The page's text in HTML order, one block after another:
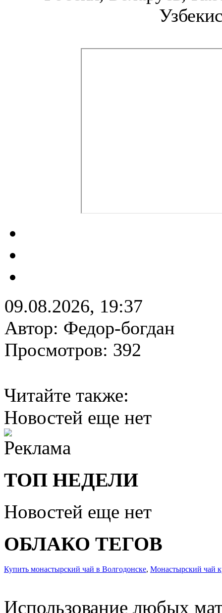
09.08.2026, 19:37
Автор: Федор-богдан
Просмотров: 392
Читайте также:
Новостей еще нет
ТОП НЕДЕЛИ
Новостей еще нет
ОБЛАКО ТЕГОВ
Купить монастырский чай в Волгодонске, Монастырский чай
Использование любых